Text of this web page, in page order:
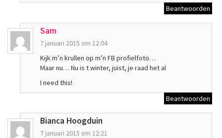
Beantwoorden
Sam
7 januari 2015 om 12:04
Kijk m’n krullen op m’n FB profielfoto…
Maar nu… Nu is t winter, juist, je raad het al
I need this!
Beantwoorden
Bianca Hoogduin
7 januari 2015 om 12:21